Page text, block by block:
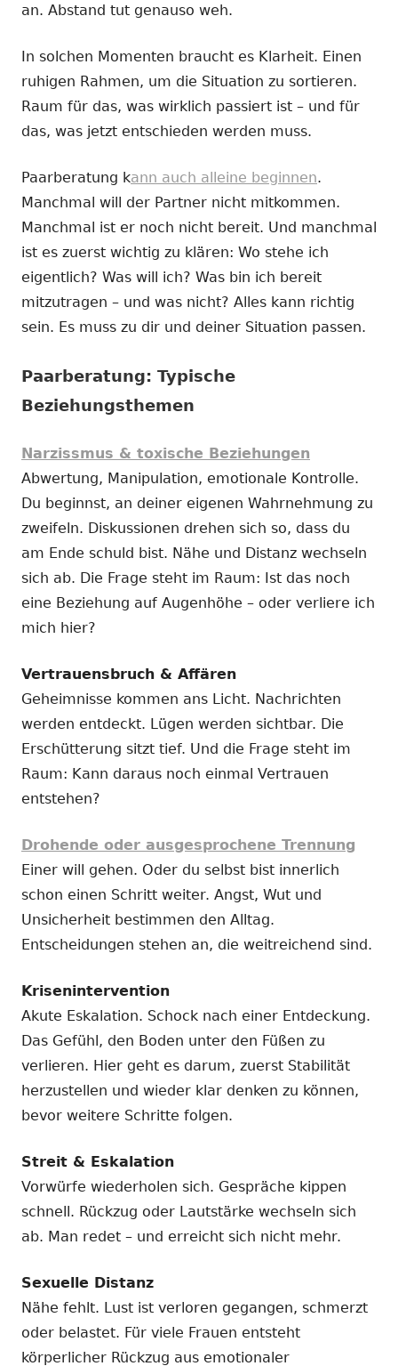
an. Abstand tut genauso weh.
In solchen Momenten braucht es Klarheit. Einen
ruhigen Rahmen, um die Situation zu sortieren.
Raum für das, was wirklich passiert ist – und für
das, was jetzt entschieden werden muss.
Paarberatung kann auch alleine beginnen.
Manchmal will der Partner nicht mitkommen.
Manchmal ist er noch nicht bereit. Und manchmal
ist es zuerst wichtig zu klären: Wo stehe ich
eigentlich? Was will ich? Was bin ich bereit
mitzutragen – und was nicht? Alles kann richtig
sein. Es muss zu dir und deiner Situation passen.
Paarberatung: Typische
Beziehungsthemen
Narzissmus & toxische Beziehungen
Abwertung, Manipulation, emotionale Kontrolle.
Du beginnst, an deiner eigenen Wahrnehmung zu
zweifeln. Diskussionen drehen sich so, dass du
am Ende schuld bist. Nähe und Distanz wechseln
sich ab. Die Frage steht im Raum: Ist das noch
eine Beziehung auf Augenhöhe – oder verliere ich
mich hier?
Vertrauensbruch & Affären
Geheimnisse kommen ans Licht. Nachrichten
werden entdeckt. Lügen werden sichtbar. Die
Erschütterung sitzt tief. Und die Frage steht im
Raum: Kann daraus noch einmal Vertrauen
entstehen?
Drohende oder ausgesprochene Trennung
Einer will gehen. Oder du selbst bist innerlich
schon einen Schritt weiter. Angst, Wut und
Unsicherheit bestimmen den Alltag.
Entscheidungen stehen an, die weitreichend sind.
Krisenintervention
Akute Eskalation. Schock nach einer Entdeckung.
Das Gefühl, den Boden unter den Füßen zu
verlieren. Hier geht es darum, zuerst Stabilität
herzustellen und wieder klar denken zu können,
bevor weitere Schritte folgen.
Streit & Eskalation
Vorwürfe wiederholen sich. Gespräche kippen
schnell. Rückzug oder Lautstärke wechseln sich
ab. Man redet – und erreicht sich nicht mehr.
Sexuelle Distanz
Nähe fehlt. Lust ist verloren gegangen, schmerzt
oder belastet. Für viele Frauen entsteht
körperlicher Rückzug aus emotionaler